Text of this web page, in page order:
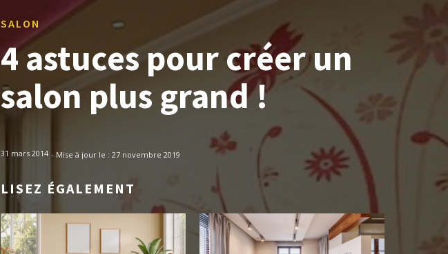
SALON
4 astuces pour créer un
salon plus grand !
31 mars 2014 - Mise à jour le : 27 novembre 2019
LISEZ ÉGALEMENT